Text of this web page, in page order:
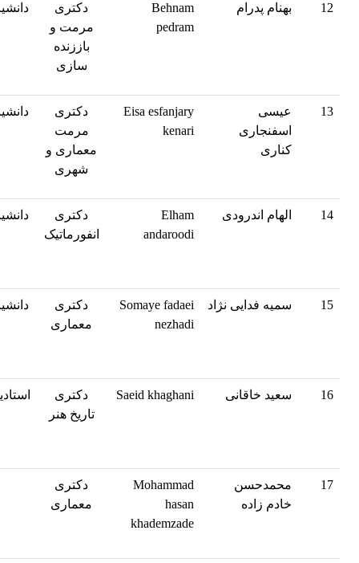
12 بهنام پدرام
Behnam
pedram
دکتری
مرمت و
باززنده
سازی
13
عیسی
اسفنجاری
کناری
Eisa esfanjary
kenari
دکتری
مرمت
معماری و
شهری
14 الهام اندرودی
Elham
andaroodi
دکتری
انفورماتیک
15 سمیه فدایی نژاد
Somaye fadaei
nezhadi
دکتری
معماری
16 سعید خاقانی Saeid khaghani
دکتری
تاریخ هنر
17
محمدحسن
خادم زاده
Mohammad
hasan
khademzade
دکتری
معماری